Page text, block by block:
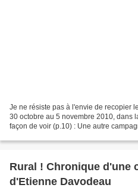
Je ne résiste pas à l'envie de recopier
30 octobre au 5 novembre 2010, dans
façon de voir (p.10) : Une autre
Rural ! Chronique d'une
d'Etienne Davodeau